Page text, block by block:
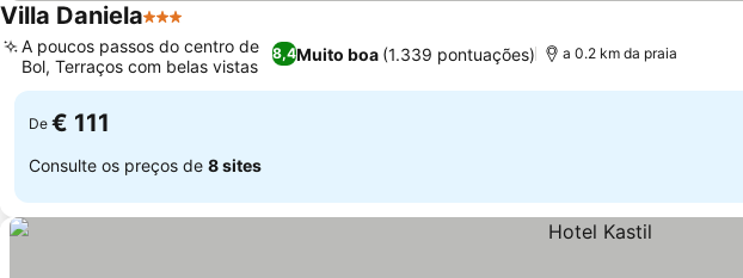
Villa Daniela3 Estrelas
8,4Muito boa (1.339 pontuações)
A poucos passos do centro de
Bol, Terraços com belas vistas
a 0.2 km da praia
De € 111
Consulte os preços de 8 sites